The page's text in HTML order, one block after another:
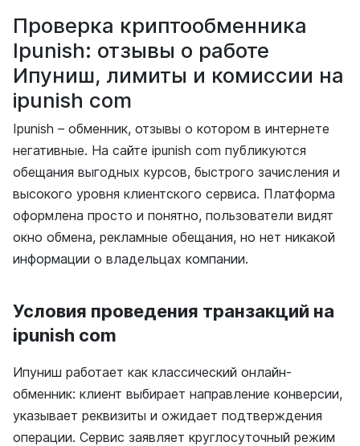
Проверка криптообменника
Ipunish: отзывы о работе
Ипуниш, лимиты и комиссии на
ipunish com
Ipunish – обменник, отзывы о котором в интернете
негативные. На сайте ipunish com публикуются
обещания выгодных курсов, быстрого зачисления и
высокого уровня клиентского сервиса. Платформа
оформлена просто и понятно, пользователи видят
окно обмена, рекламные обещания, но нет никакой
информации о владельцах компании.
Условия проведения транзакций на
ipunish com
Ипуниш работает как классический онлайн-
обменник: клиент выбирает направление конверсии,
указывает реквизиты и ожидает подтверждения
операции. Сервис заявляет круглосуточный режим